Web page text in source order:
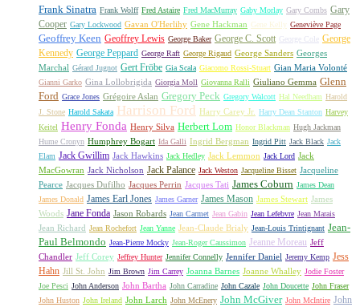
Frank Sinatra Frank Wolff Fred Astaire Fred MacMurray Gaby Morlay Gary Combs Gary
Cooper Gary Lockwood Gavan O'Herlihy Gene Hackman Gene Kelly Geneviève Page
Geoffrey Keen Geoffrey Lewis George Baker George C. Scott George Cole George
Kennedy George Peppard George Raft George Rigaud George Sanders Georges
Marchal Gérard Jugnot Gert Fröbe Gia Scala Giacomo Rossi-Stuart Gian Maria Volonté
Gianni Garko Gina Lollobrigida Giorgia Moll Giovanna Ralli Giuliano Gemma Glenn
Ford Grace Jones Grégoire Aslan Gregory Peck Gregory Walcott Hal Needham Harold
J. Stone Harold Sakata Harrison Ford Harry Carey Jr. Harry Dean Stanton Harvey
Keitel Henry Fonda Henry Silva Herbert Lom Honor Blackman Hugh Jackman
Hume Cronyn Humphrey Bogart Ida Galli Ingrid Bergman Ingrid Pitt Jack Black Jack
Elam Jack Gwillim Jack Hawkins Jack Hedley Jack Lemmon Jack Lord Jack
MacGowran Jack Nicholson Jack Palance Jack Weston Jacqueline Bisset Jacqueline
Pearce Jacques Dufilho Jacques Perrin Jacques Tati James Coburn James Dean
James Donald James Earl Jones James Garner James Mason James Stewart James
Woods Jane Fonda Jason Robards Jean Carmet Jean Gabin Jean Lefebvre Jean Marais
Jean Richard Jean Rochefort Jean Yanne Jean-Claude Brialy Jean-Louis Trintignant Jean-
Paul Belmondo Jean-Pierre Mocky Jean-Roger Caussimon Jeanne Moreau Jeff
Chandler Jeff Corey Jeffrey Hunter Jennifer Connelly Jennifer Daniel Jeremy Kemp Jess
Hahn Jill St. John Jim Brown Jim Carrey Joanna Barnes Joanne Whalley Jodie Foster
Joe Pesci John Anderson John Bartha John Carradine John Cazale John Doucette John Fraser
John Huston John Ireland John Larch John McEnery John McGiver John McIntire John